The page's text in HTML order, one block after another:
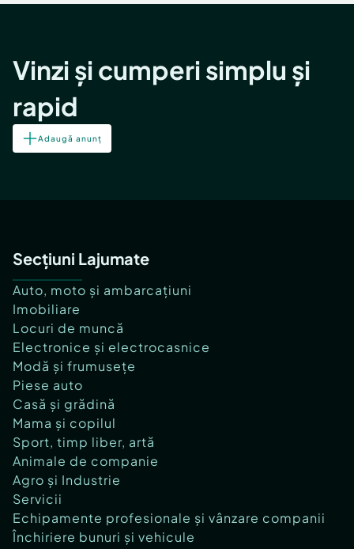
Vinzi și cumperi simplu și
rapid
Adaugă anunț
Secțiuni Lajumate
Auto, moto și ambarcațiuni
Imobiliare
Locuri de muncă
Electronice și electrocasnice
Modă și frumusețe
Piese auto
Casă și grădină
Mama și copilul
Sport, timp liber, artă
Animale de companie
Agro și Industrie
Servicii
Echipamente profesionale și vânzare companii
Închiriere bunuri și vehicule